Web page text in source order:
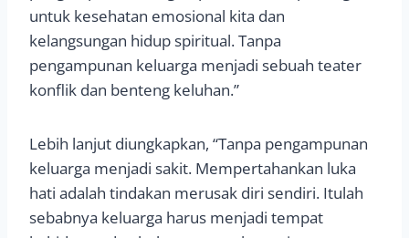
untuk kesehatan emosional kita dan
kelangsungan hidup spiritual. Tanpa
pengampunan keluarga menjadi sebuah teater
konflik dan benteng keluhan.”
Lebih lanjut diungkapkan, “Tanpa pengampunan
keluarga menjadi sakit. Mempertahankan luka
hati adalah tindakan merusak diri sendiri. Itulah
sebabnya keluarga harus menjadi tempat